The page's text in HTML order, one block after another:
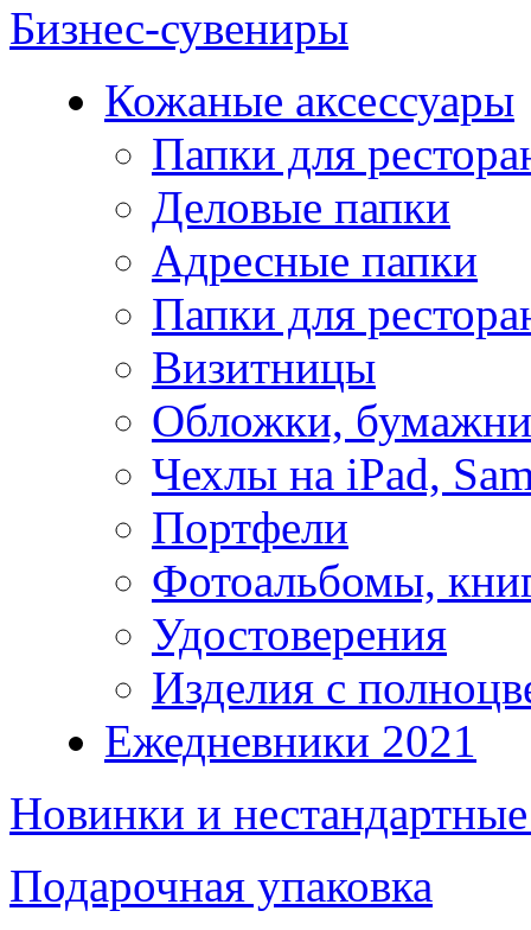
Бизнес-сувениры
Кожаные аксессуары
Папки для
Деловые папки
Адресные папки
Папки для
Визитницы
Обложки,
Чехлы на iPad,
Портфели
Фотоальбомы,
Удостоверения
Изделия с
Ежедневники 2021
Новинки и
Подарочная упаковка